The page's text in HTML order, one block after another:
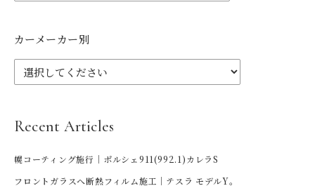
カーメーカー別
Recent Articles
幌コーティング施行｜ポルシェ911(992.1)カレラS
フロントガラスへ断熱フィルム施工｜テスラ モデルY。